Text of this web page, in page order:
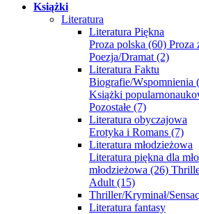
Książki
Literatura
Literatura Piękna
Proza polska (60) Proza
Poezja/Dramat (2)
Literatura Faktu
Biografie/Wspomnienia
Książki
Pozostałe (7)
Literatura obyczajowa
Erotyka i Romans (7)
Literatura młodzieżowa
Literatura piękna dla
młodzieżowa (26)
Adult (15)
Thriller/Kryminał/
Literatura fantasy